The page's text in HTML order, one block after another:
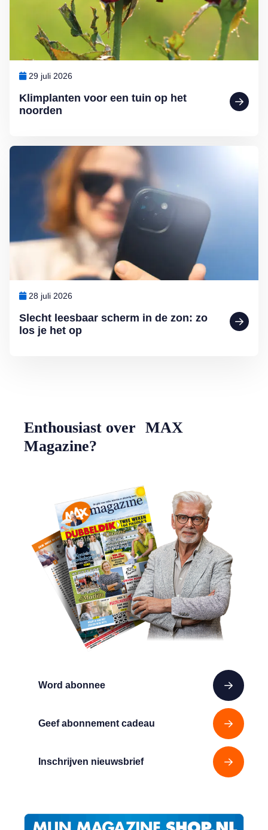
Klimplanten voor een tuin op het
noorden
29 juli 2026
Slecht leesbaar scherm in de zon: zo
los je het op
28 juli 2026
Lees meer over Slecht leesbaar scherm in de zon: zo los je het op
Word abonnee
Geef abonnement cadeau
Inschrijven nieuwsbrief
Enthousiast over MAX
Magazine?